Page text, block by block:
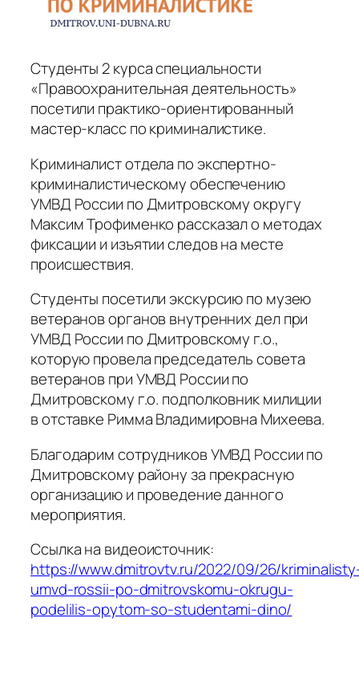
Студенты 2 курса специальности
«Правоохранительная деятельность»
посетили практико-ориентированный
мастер-класс по криминалистике.
Криминалист отдела по экспертно-
криминалистическому обеспечению
УМВД России по Дмитровскому округу
Максим Трофименко рассказал о методах
фиксации и изъятии следов на месте
происшествия.
Студенты посетили экскурсию по музею
ветеранов органов внутренних дел при
УМВД России по Дмитровскому г.о.,
которую провела председатель совета
ветеранов при УМВД России по
Дмитровскому г.о. подполковник милиции
в отставке Римма Владимировна Михеева.
Благодарим сотрудников УМВД России по
Дмитровскому району за прекрасную
организацию и проведение данного
мероприятия.
Ссылка на видеоисточник:
https://www.dmitrovtv.ru/2022/09/26/
umvd-rossii-po-dmitrovskomu-okrugu-
podelilis-opytom-so-studentami-dino/